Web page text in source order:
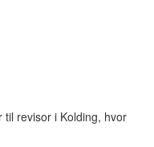
revisor i Kolding, hvor